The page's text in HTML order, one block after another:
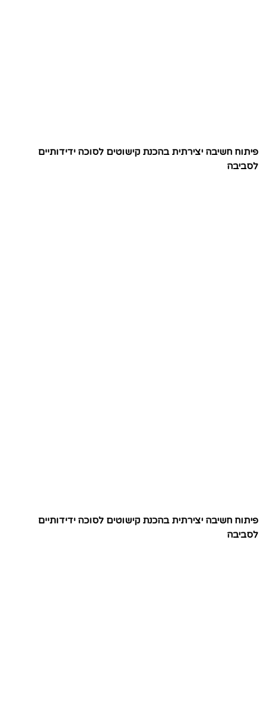
פיתוח חשיבה יצירתית בהכנת קישוטים לסוכה ידידותיים
לסביבה
פיתוח חשיבה יצירתית בהכנת קישוטים לסוכה ידידותיים
לסביבה